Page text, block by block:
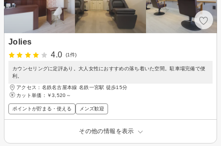
Jolies
4.0
(1件)
カウンセリングに定評あり。大人女性におすすめの落ち着いた空間。駐車場完備で便
利。
アクセス：名鉄名古屋本線 名鉄一宮駅 徒歩15分
カット単価： ￥3,520～
ポイントが貯まる・使える メンズ歓迎
その他の情報を表示